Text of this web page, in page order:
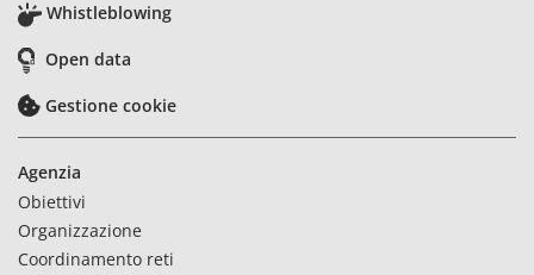
Whistleblowing
Open data
Gestione cookie
Agenzia
Obiettivi
Organizzazione
Coordinamento reti